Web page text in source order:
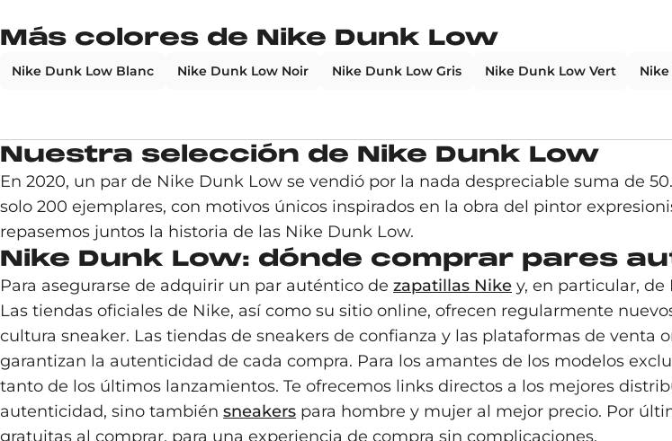
Más colores de Nike Dunk Low
Nike Dunk Low Blanc Nike Dunk Low Noir Nike Dunk Low Gris Nike Dunk Low Vert
Nuestra selección de Nike Dunk Low
En 2020, un par de Nike Dunk Low se vendió por la nada despreciable suma de
solo 200 ejemplares, con motivos únicos inspirados en la obra del pintor
repasemos juntos la historia de las Nike Dunk Low.
Nike Dunk Low: dónde comprar pares
Para asegurarse de adquirir un par auténtico de zapatillas Nike y, en particular,
Las tiendas oficiales de Nike, así como su sitio online, ofrecen regularmente
cultura sneaker. Las tiendas de sneakers de confianza y las plataformas de venta
garantizan la autenticidad de cada compra. Para los amantes de los modelos
tanto de los últimos lanzamientos. Te ofrecemos links directos a los mejores
autenticidad, sino también sneakers para hombre y mujer al mejor precio. Por
gratuitas al comprar, para una experiencia de compra sin complicaciones.